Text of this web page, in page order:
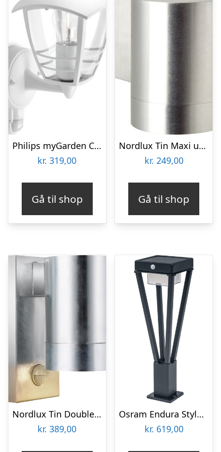
Philips myGarden Creek Up udendørs væglampe med sensor, hvid
kr. 319,00
Gå til shop
Nordlux Tin Maxi udendørs væglampe, aluminium
kr. 249,00
Gå til shop
Nordlux Tin Double væglampe med sensor
kr. 389,00
Osram Endura Style Bouquet udendørs væglampe med sensor
kr. 619,00